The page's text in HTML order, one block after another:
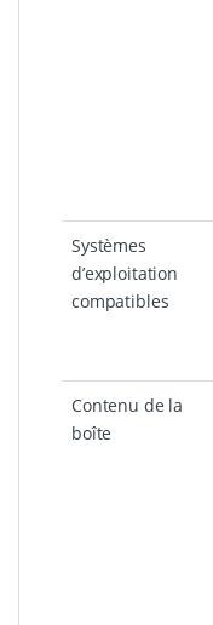
Systèmes
d’exploitation
compatibles
Contenu de la
boîte